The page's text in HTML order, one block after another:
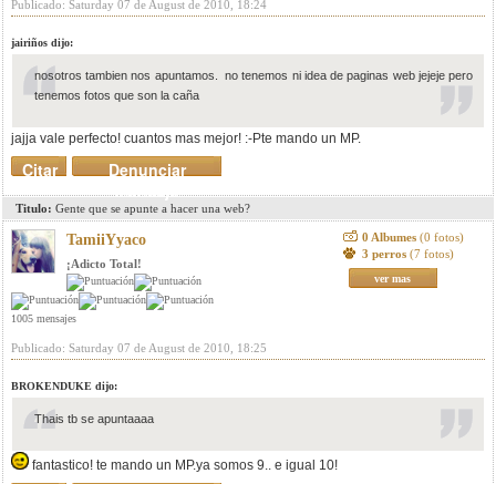
Publicado: Saturday 07 de August de 2010, 18:24
jairiños dijo:
nosotros tambien nos apuntamos. no tenemos ni idea de paginas web jejeje pero
tenemos fotos que son la caña
jajja vale perfecto! cuantos mas mejor! :-Pte mando un MP.
Denunciar
mensaje
Citar
Titulo: Gente que se apunte a hacer una web?
TamiiYyaco
¡Adicto Total!
1005 mensajes
0 Albumes (0 fotos)
3 perros (7 fotos)
ver mas
Publicado: Saturday 07 de August de 2010, 18:25
BROKENDUKE dijo:
Thais tb se apuntaaaa
fantastico! te mando un MP.ya somos 9.. e igual 10!